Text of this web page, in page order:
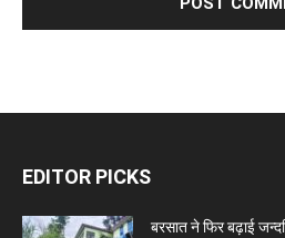
EDITOR PICKS
बरसात ने फिर बढ़ाई